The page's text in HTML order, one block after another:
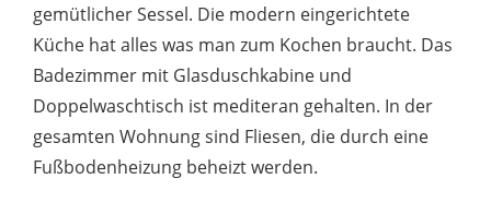
gemütlicher Sessel. Die modern eingerichtete
Küche hat alles was man zum Kochen braucht. Das
Badezimmer mit Glasduschkabine und
Doppelwaschtisch ist mediteran gehalten. In der
gesamten Wohnung sind Fliesen, die durch eine
Fußbodenheizung beheizt werden.